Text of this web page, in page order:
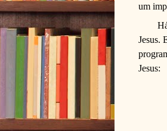
um
Jesus.
Jesus: